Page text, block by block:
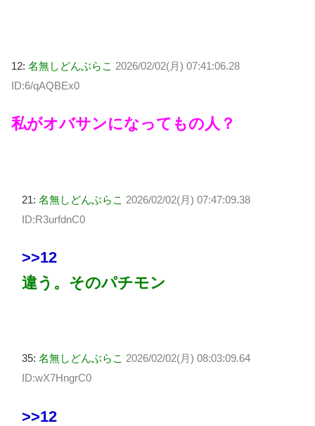
12: 名無しどんぶらこ 2026/02/02(月) 07:41:06.28
ID:6/qAQBEx0
私がオバサンになってもの人？
21: 名無しどんぶらこ 2026/02/02(月) 07:47:09.38
ID:R3urfdnC0
>>12
違う。そのパチモン
35: 名無しどんぶらこ 2026/02/02(月) 08:03:09.64
ID:wX7HngrC0
>>12